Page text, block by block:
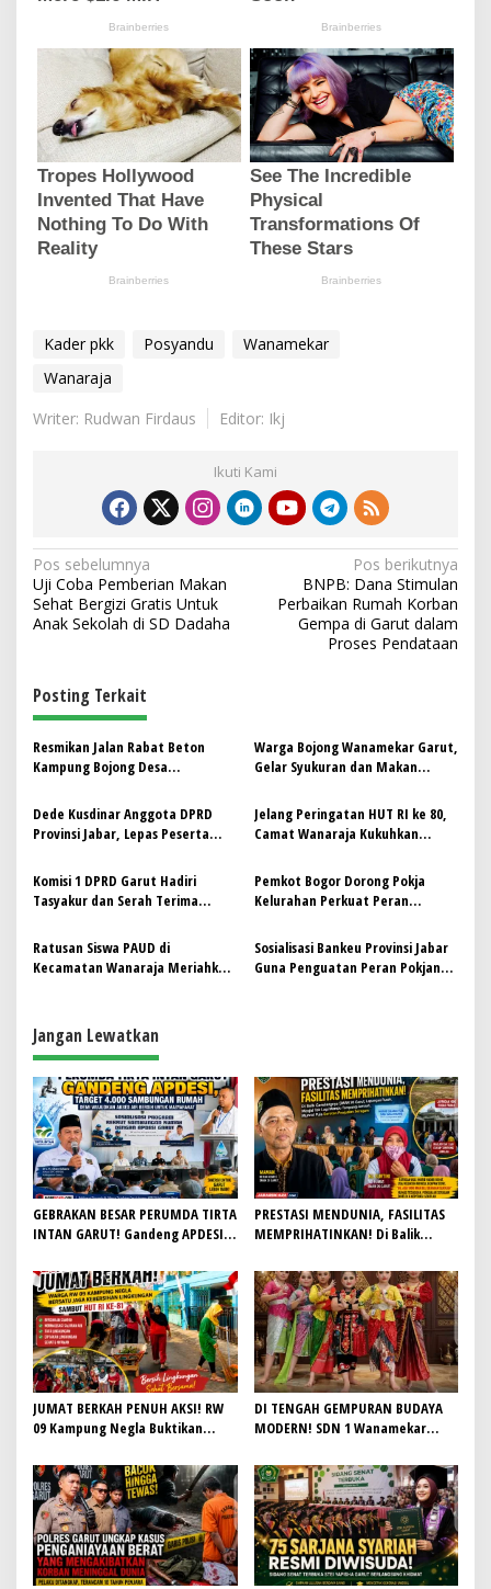
Kader pkk Posyandu
Wanamekar
Wanaraja
Writer: Rudwan Firdaus
Editor: Ikj
Ikuti Kami
N
a
v
g
a
s
i
p
o
s
Pos sebelumnya
Uji Coba Pemberian Makan
Sehat Bergizi Gratis Untuk
Anak Sekolah di SD Dadaha
Pos berikutnya
BNPB: Dana Stimulan
Perbaikan Rumah Korban
Gempa di Garut dalam
Proses Pendataan
Posting Terkait
Resmikan Jalan Rabat Beton
Kampung Bojong Desa
Gunting Pita, Potong Tumpeng
dan Gelar Tikar .akan Bersama
Warga Bojong Wanamekar Garut,
Gelar Syukuran dan Makan
Perbaiki
Dede Kusdinar Anggota DPRD
Provinsi Jabar, Lepas Peserta
Wanaraja
Jelang Peringatan HUT RI ke 80,
Camat Wanaraja Kukuhkan
Komisi 1 DPRD Garut Hadiri
Tasyakur dan Serah Terima
Wanaraja
Pemkot Bogor Dorong Pokja
Kelurahan Perkuat Peran
Ratusan Siswa PAUD di
Kecamatan Wanaraja Meriahkan
Sosialisasi Bankeu Provinsi Jabar
Guna Penguatan Peran Pokjanal
Jangan Lewatkan
GEBRAKAN BESAR PERUMDA TIRTA
INTAN GARUT! Gandeng APDESI,
Demi Wujudkan Akses Air Bersih
untuk Masyarakat
PRESTASI MENDUNIA, FASILITAS
MEMPRIHATINKAN! Di Balik
Lapangan Hoki Rusak, Masjid Tak
Lagi Mampu Tampung Jamaah,
Penjualan Seragam Ikut Jadi
Sorotan
JUMAT BERKAH PENUH AKSI! RW
09 Kampung Negla Buktikan
Slogan, Warga Bersatu Sambut
HUT RI ke-81
DI TENGAH GEMPURAN BUDAYA
MODERN! SDN 1 Wanamekar
Menjaga Warisan Leluhur dari
Ruang Kelas